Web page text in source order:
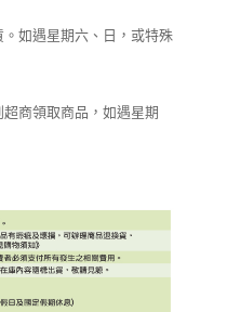
如遇星期六、日，或特殊
商領取商品，如遇星期